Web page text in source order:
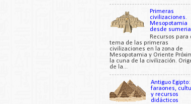
Primeras
civilizaciones.
Mesopotamia
desde sumeria
Recursos para
tema de las primeras
civilizaciones en la zona de
Mesopotamia y Oriente
la cuna de la civilización.
de la...
Antiguo Egipto:
faraones,
y recursos
didácticos